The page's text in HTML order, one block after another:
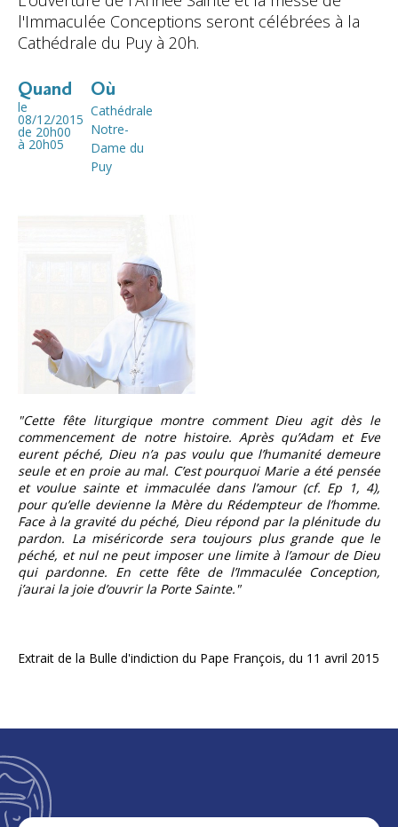
l'Immaculée Conceptions seront célébrées à la
Cathédrale du Puy à 20h.
Quand
le
08/12/2015
de 20h00
à 20h05
Où
Cathédrale
Notre-
Dame du
Puy
"Cette fête liturgique montre comment Dieu agit dès le
commencement de notre histoire. Après qu’Adam et Eve
eurent péché, Dieu n’a pas voulu que l’humanité demeure
seule et en proie au mal. C’est pourquoi Marie a été pensée
et voulue sainte et immaculée dans l’amour (cf. Ep 1, 4),
pour qu’elle devienne la Mère du Rédempteur de l’homme.
Face à la gravité du péché, Dieu répond par la plénitude du
pardon. La miséricorde sera toujours plus grande que le
péché, et nul ne peut imposer une limite à l’amour de Dieu
qui pardonne. En cette fête de l’Immaculée Conception,
j’aurai la joie d’ouvrir la Porte Sainte."
Extrait de la Bulle d'indiction du Pape François, du 11 avril 2015